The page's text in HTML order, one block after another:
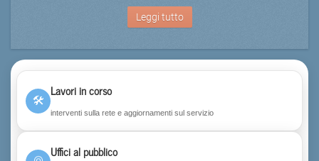
Leggi tutto
🛠
Lavori in corso
interventi sulla rete e aggiornamenti sul servizio
Uffici al pubblico